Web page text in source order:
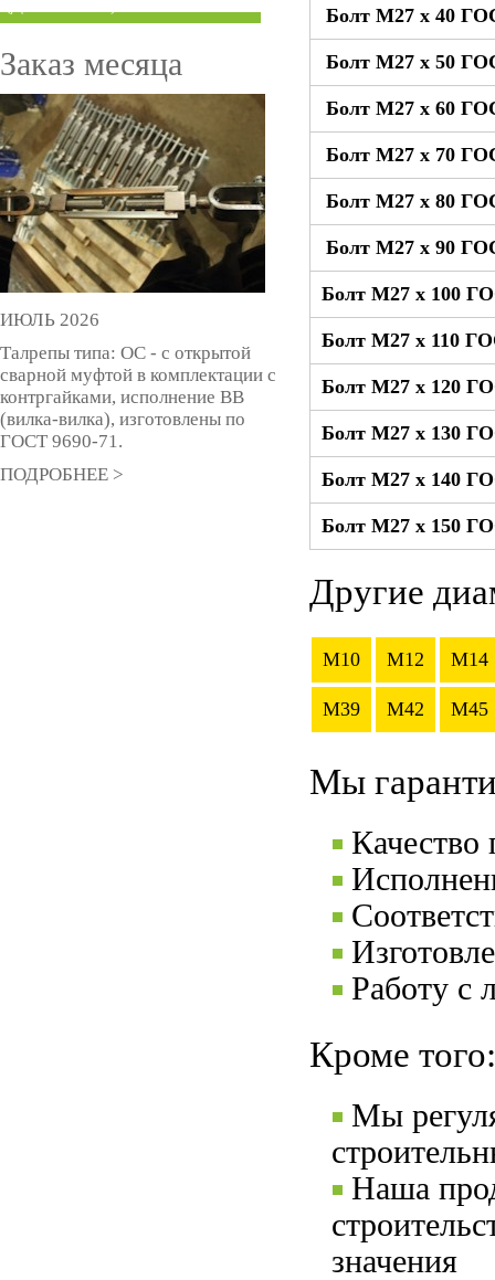
Болт М27 x 40
Болт М27 x 50
Болт М27 x 60
Болт М27 x 70
Болт М27 x 80
Болт М27 x 90
Болт М27 x 100
Болт М27 x 110
Болт М27 x 120
Болт М27 x 130
Болт М27 x 140
Болт М27 x 150
Другие
M10 M12 M14
M39 M42 M45
Мы
Качество
Работу с
Кроме того:
Мы
Наша
значения
Заказ месяца
ИЮЛЬ 2026
Талрепы типа: ОС - с открытой
сварной муфтой в комплектации с
контргайками, исполнение ВВ
(вилка-вилка), изготовлены по
ГОСТ 9690-71.
ПОДРОБНЕЕ >